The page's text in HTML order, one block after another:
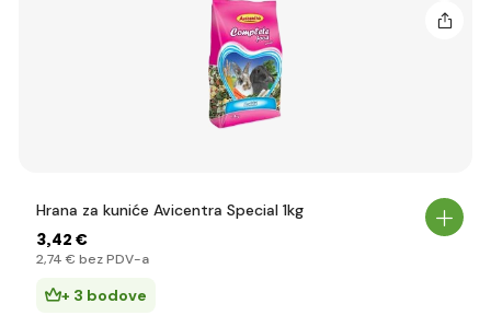
Hrana za kuniće Avicentra Special 1kg
3,42 €
2,74 € bez PDV-a
+ 3 bodove